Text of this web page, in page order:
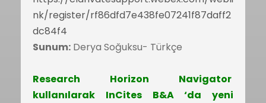
nk/register/rf86dfd7e438fe07241f87daff2
dc84f4
Sunum: Derya Soğuksu- Türkçe
Research Horizon Navigator
kullanılarak InCites B&A ‘da yeni